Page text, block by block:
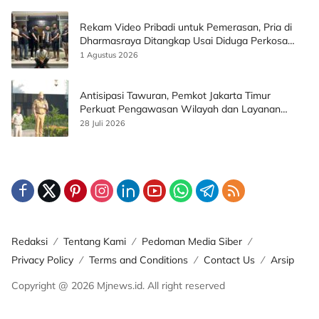
Rekam Video Pribadi untuk Pemerasan, Pria di
Dharmasraya Ditangkap Usai Diduga Perkosa
Korban
1 Agustus 2026
Antisipasi Tawuran, Pemkot Jakarta Timur
Perkuat Pengawasan Wilayah dan Layanan
Publik
28 Juli 2026
Redaksi Tentang Kami
Pedoman Media Siber
Privacy Policy
Terms and Conditions Contact Us
Arsip
Copyright @ 2026 Mjnews.id. All right reserved